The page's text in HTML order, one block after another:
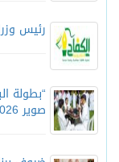
رئيس
“بطولة
صوير 2026”